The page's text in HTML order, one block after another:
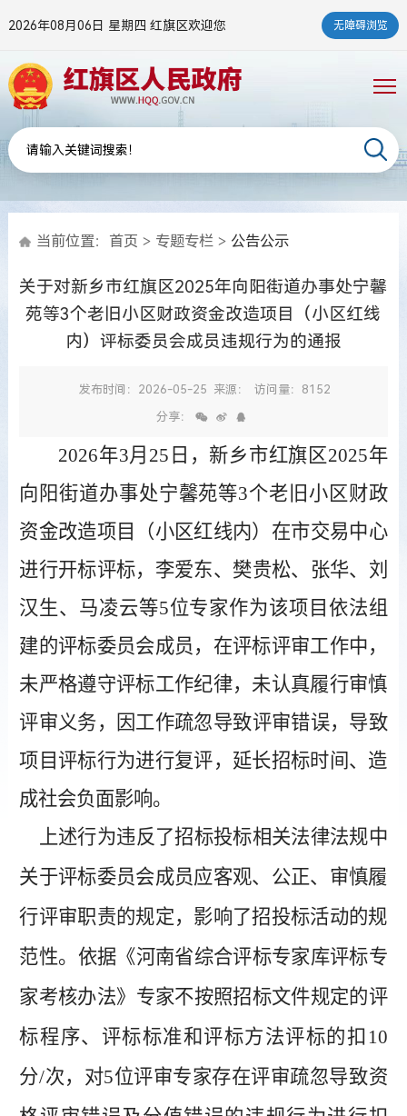
2026年08月06日 星期四 红旗区欢迎您 无障碍浏览
当前位置： 首页 > 专题专栏 > 公告公示
关于对新乡市红旗区2025年向阳街道办事处宁馨
苑等3个老旧小区财政资金改造项目（小区红线
内）评标委员会成员违规行为的通报
发布时间：2026-05-25 来源： 访问量：8152
分享：
2026年3月 25 日 ， 新乡市红旗区2025年
向阳街道办事处宁馨苑等3个老旧小区财政
资金改造项目（小区红线内） 在市交易中心
进行开标评标， 李爱东、 樊贵松、 张华、 刘
汉生、 马凌云等5位专家作为该项目依法组
建的评标委员会成员，在评标评审工作中，
未严格遵守评标工作纪律，未认真履行审慎
评审义务，因工作疏忽导致评审错误， 导致
项目评标行为进行复评，延长招标时间、造
成社会负面影响。
上述行为违反了招标投标相关法律法规中
关于评标委员会成员应客观、公正、审慎履
行评审职责的规定，影响了招投标活动的规
范性。 依据 《河南省综合评标专家库评标专
家考核办法》 专家不按照招标文件规定的评
标程序、评标标准和评标方法评标的扣 10
分/次， 对5位评审专家存在评审疏忽导致资